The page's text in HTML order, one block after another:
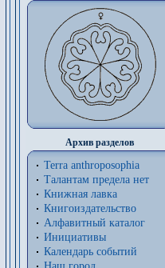
Архив разделов
Terra anthroposophia
Талантам предела нет
Книжная лавка
Книгоиздательство
Алфавитный каталог
Инициативы
Календарь событий